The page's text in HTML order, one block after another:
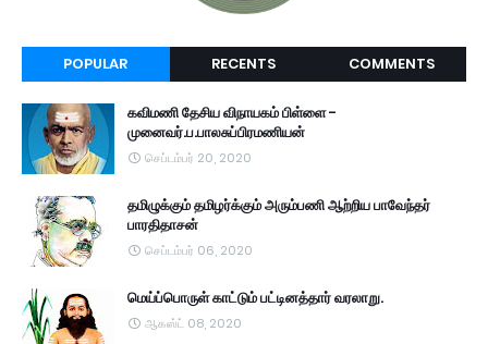
POPULAR RECENTS COMMENTS
கவிமணி தேசிய விநாயகம் பிள்ளை -
முனைவர்.ப.பாலசுப்பிரமணியன்
செப்டம்பர் 20, 2020
தமிழுக்கும் தமிழர்க்கும் அரும்பணி ஆற்றிய பாவேந்தர்
பாரதிதாசன்
செப்டம்பர் 06, 2020
மெய்ப்பொருள் காட்டும் பட்டினத்தார் வரலாறு.
ஆகஸ்ட் 08, 2020